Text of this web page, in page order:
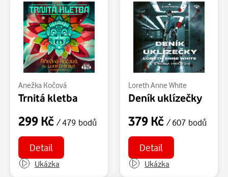
Anežka Kočová
Trnitá kletba
299 Kč / 479 bodů
Detail
Ukázka
Loreth Anne White
Deník uklízečky
379 Kč / 607 bodů
Detail
Ukázka